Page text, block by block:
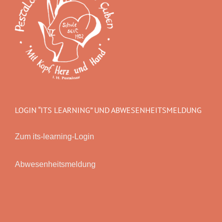
LOGIN “ITS LEARNING” UND ABWESENHEITSMELDUNG
Zum its-learning-Login
Abwesenheitsmeldung